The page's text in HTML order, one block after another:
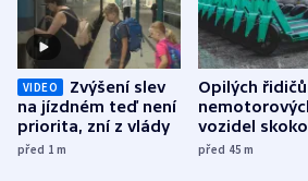
VIDEO
Zvýšení slev
na jízdném teď není
priorita, zní z vlády
před 1m
Opilých řidičů
vozidel
přibylo, nejvíc
před 45m